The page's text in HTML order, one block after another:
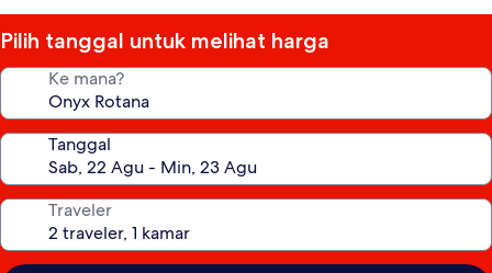
Pilih tanggal untuk melihat harga
Ke mana?
Tanggal
Traveler